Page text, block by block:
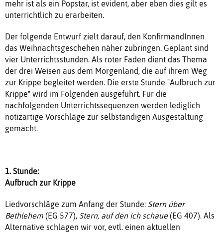
mehr ist als ein Popstar, ist evident, aber eben dies gilt es
unterrichtlich zu erarbeiten.
Der folgende Entwurf zielt darauf, den KonfirmandInnen
das Weihnachtsgeschehen näher zubringen. Geplant sind
vier Unterrichtsstunden. Als roter Faden dient das Thema
der drei Weisen aus dem Morgenland, die auf ihrem Weg
zur Krippe begleitet werden. Die erste Stunde "Aufbruch zur
Krippe" wird im Folgenden ausgeführt. Für die
nachfolgenden Unterrichtssequenzen werden lediglich
notizartige Vorschläge zur selbständigen Ausgestaltung
gemacht.
1. Stunde:
Aufbruch zur Krippe
Liedvorschläge zum Anfang der Stunde: Stern über
Bethlehem (EG 577), Stern, auf den ich schaue(EG 407). Als
Alternative schlagen wir vor, evtl. einen aktuellen